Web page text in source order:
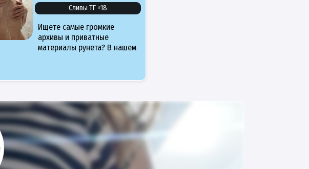
Сливы ТГ +18
Ищете самые громкие
архивы и приватные
материалы рунета? В нашем